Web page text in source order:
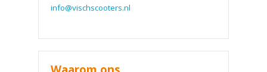
info@vischscooters.nl